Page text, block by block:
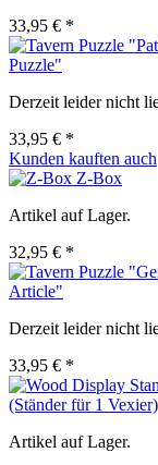
33,95 € *
Puzzle"
Derzeit leider nicht
33,95 € *
Kunden kauften auch
Z-Box
Artikel auf Lager.
32,95 € *
Article"
Derzeit leider nicht
33,95 € *
(Ständer für 1 Vexier)
Artikel auf Lager.